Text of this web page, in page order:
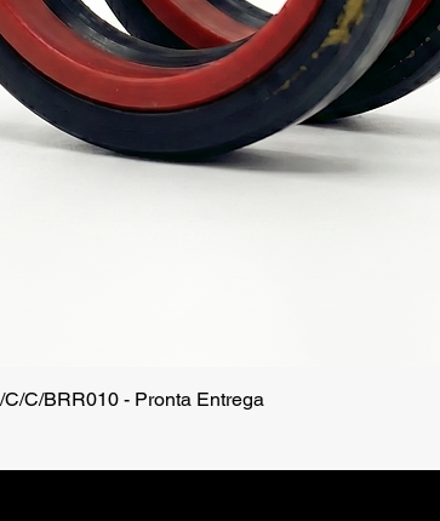
Quick View
C/BRR010 - Pronta Entrega